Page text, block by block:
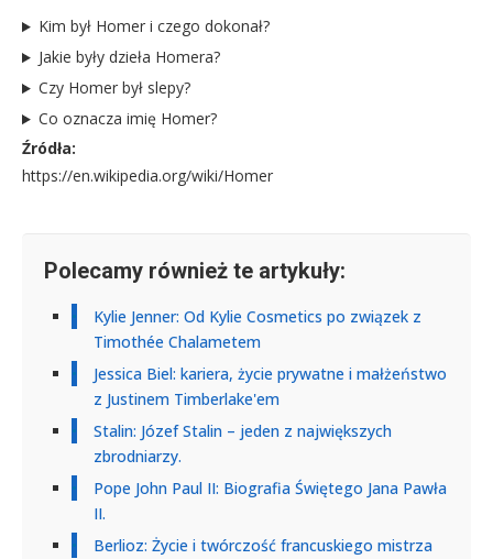
Kim był Homer i czego dokonał?
Jakie były dzieła Homera?
Czy Homer był slepy?
Co oznacza imię Homer?
Źródła:
https://en.wikipedia.org/wiki/Homer
Polecamy również te artykuły:
Kylie Jenner: Od Kylie Cosmetics po związek z
Timothée Chalametem
Jessica Biel: kariera, życie prywatne i małżeństwo
z Justinem Timberlake'em
Stalin: Józef Stalin – jeden z największych
zbrodniarzy.
Pope John Paul II: Biografia Świętego Jana Pawła
II.
Berlioz: Życie i twórczość francuskiego mistrza